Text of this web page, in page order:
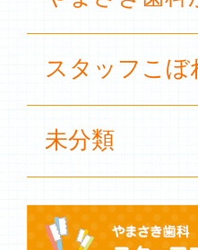
スタッフこぼ
未分類